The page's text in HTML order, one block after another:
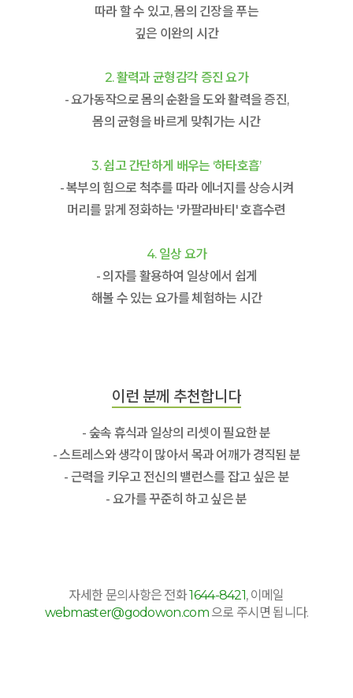
따라 할 수 있고, 몸의 긴장을 푸는
깊은 이완의 시간
2. 활력과 균형감각 증진 요가
- 요가동작으로 몸의 순환을 도와 활력을 증진,
몸의 균형을 바르게 맞춰가는 시간
3. 쉽고 간단하게 배우는 ‘하타호흡’
- 복부의 힘으로 척추를 따라 에너지를 상승시켜
머리를 맑게 정화하는 '카팔라바티' 호흡수련
4. 일상 요가
- 의자를 활용하여 일상에서 쉽게
해볼 수 있는 요가를 체험하는 시간
이런 분께 추천합니다
- 숲속 휴식과 일상의 리셋이 필요한 분
- 스트레스와 생각이 많아서 목과 어깨가 경직된 분
- 근력을 키우고 전신의 밸런스를 잡고 싶은 분
- 요가를 꾸준히 하고 싶은 분
자세한 문의사항은 전화1644-8421, 이메일
webmaster@godowon.com으로 주시면 됩니다.